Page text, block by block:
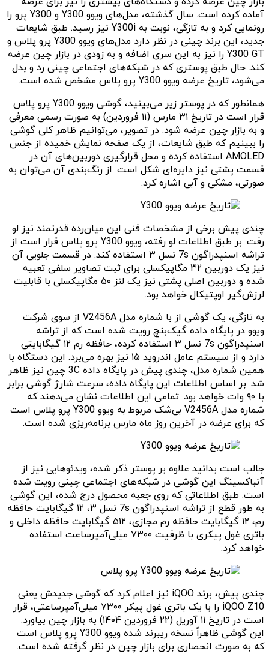
آماده کرده است. سال گذشته، مدل‌های ویوو Y300 و Y300 پرو را
رونمایی کرد و به تازگی، نوبت به Y300i نیز رسید. طبق شایعات
جدید، این برند چینی در نظر دارد مدل‌های ویوو Y300 پرو پلاس و
Y300 GT را نیز به این سری اضافه و به زودی در بازار چین عرضه
کند. حال طبق پوستری که در شبکه‌های اجتماعی چینی رد و بدل
می‌شود، تاریخ عرضه ویوو Y300 پرو پلاس مشخص شده است.
همانطور که در پوستر زیر می‌بینید، گوشی ویوو Y300 پرو پلاس
قرار است در تاریخ ۳۱ مارس (۱۱ فروردین) به صورت رسمی معرفی
و به بازار چین عرضه شود. در تصویر، می‌توانیم ظاهر کلی گوشی
را ببینیم که طبق شایعات، از یک صفحه نمایش خمیده از جنس
AMOLED استفاده کرده و محل قرارگیری دوربین‌های آن در
قسمت پشتی نیز دایره‌ای شکل است. از رنگ‌بندی‌ آن می‌توان به
صورتی، مشکی و آبی اشاره کرد.
چندی پیش برخی از مشخصات فنی این میان‌رده قدرتمند نیز لو
رفت. بر طبق اطلاعات لو رفته، ویوو Y300 پرو پلاس قرار است از
تراشه اسنپدراگون 7s نسل ۳ استفاده کند. در قسمت جلویی آن
نیز یک دوربین ۳۲ مگاپیکسلی برای ثبت تصاویر سلفی تعبیه
شده و دوربین اصلی پشتی نیز یک لنز ۵۰ مگاپیکسلی با قابلیت
لرزش‌گیر اوپتیکال خواهد بود.
به تازگی، یک گوشی از با شماره مدل V2456A از سوی شرکت
ویوو در پایگاه داده گیک‌بنچ رویت شده است که از تراشه
اسنپدراگون 7s نسل ۳ استفاده کرده، حافظه رم ۱۲ گیگابایتی
دارد و از سیستم عامل اندروید ۱۵ نیز بهره می‌برد. این دستگاه با
همین شماره مدل، چندی پیش در پایگاه داده 3C چین نیز ظاهر
شد. بر اساس اطلاعات این پایگاه داده، سرعت شارژ گوشی برابر
با ۹۰ وات خواهد بود. تمامی این اطلاعات نشان می‌دهند که
شماره مدل V2456A بی‌شک مربوط به ویوو Y300 پرو پلاس است
که برای عرضه در آخرین روز ماه مارس برنامه‌ریزی شده است.
جالب است بدانید علاوه بر پوستر ذکر شده، ویدئوهایی نیز از
آنباکسینگ این گوشی در شبکه‌های اجتماعی چینی رویت شده
است. طبق اطلاعاتی که روی جعبه محصول درج شده، این گوشی
به طور قطع از تراشه اسنپدراگون 7s نسل ۳، ۱۲ گیگابایت حافظه
رم، ۱۲ گیگابایت حافظه رم مجازی، ۵۱۲ گیگابایت حافظه داخلی و
باتری غول پیکری با ظرفیت ۷۳۰۰ میلی‌آمپرساعت استفاده
خواهد کرد.
چندی پیش، برند iQOO نیز اعلام کرد که گوشی جدیدش یعنی
iQOO Z10 را با یک باتری غول پیکر ۷۳۰۰ میلی‌آمپرساعتی، قرار
است در تاریخ ۱۱ آوریل (۲۲ فروردین ۱۴۰۴) به بازار چین بیاورد.
این گوشی ظاهراً نسخه ریبرند شده ویوو Y300 پرو پلاس است
که به صورت انحصاری برای بازار چین در نظر گرفته شده است.